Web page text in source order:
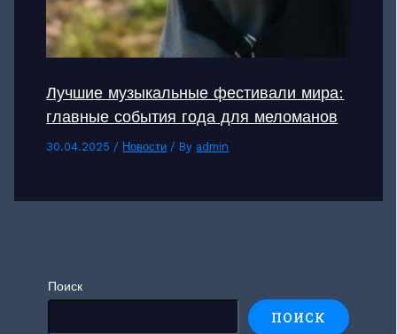
Лучшие музыкальные фестивали мира:
главные события года для меломанов
30.04.2025 / Новости / By admin
Поиск
ПОИСК